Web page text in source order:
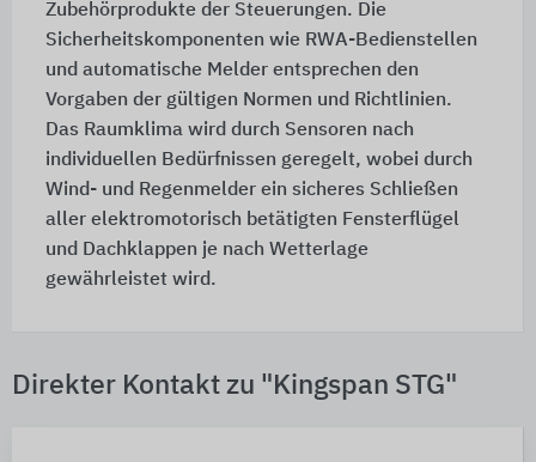
Zubehörprodukte der Steuerungen. Die
Sicherheitskomponenten wie RWA-Bedienstellen
und automatische Melder entsprechen den
Vorgaben der gültigen Normen und Richtlinien.
Das Raumklima wird durch Sensoren nach
individuellen Bedürfnissen geregelt, wobei durch
Wind- und Regenmelder ein sicheres Schließen
aller elektromotorisch betätigten Fensterflügel
und Dachklappen je nach Wetterlage
gewährleistet wird.
Direkter Kontakt zu "Kingspan STG"